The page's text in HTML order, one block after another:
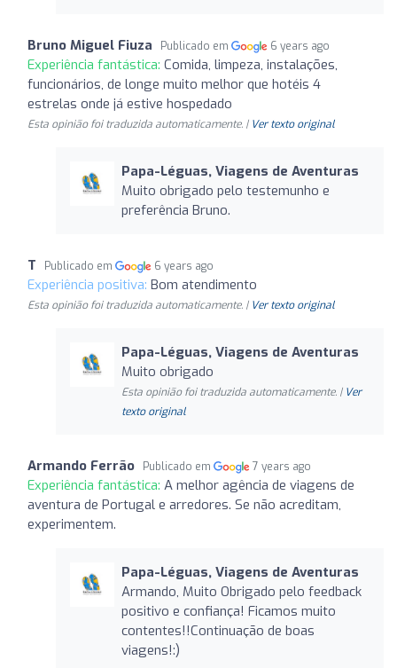
Bruno Miguel Fiuza Publicado em 6 years ago
Experiência fantástica: Comida, limpeza, instalações,
funcionários, de longe muito melhor que hotéis 4
estrelas onde já estive hospedado
Esta opinião foi traduzida automaticamente. | Ver texto original
Papa-Léguas, Viagens de Aventuras
Muito obrigado pelo testemunho e
preferência Bruno.
T Publicado em 6 years ago
Experiência positiva: Bom atendimento
Esta opinião foi traduzida automaticamente. | Ver texto original
Papa-Léguas, Viagens de Aventuras
Muito obrigado
Esta opinião foi traduzida automaticamente. | Ver
texto original
Armando Ferrão Publicado em 7 years ago
Experiência fantástica: A melhor agência de viagens de
aventura de Portugal e arredores. Se não acreditam,
experimentem.
Papa-Léguas, Viagens de Aventuras
Armando, Muito Obrigado pelo feedback
positivo e confiança! Ficamos muito
contentes!!Continuação de boas
viagens!:)